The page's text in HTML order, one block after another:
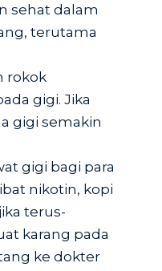
sehat dalam
terutama
rokok
gigi. Jika
gigi semakin
gigi bagi para
nikotin, kopi
terus-
karang pada
ke dokter